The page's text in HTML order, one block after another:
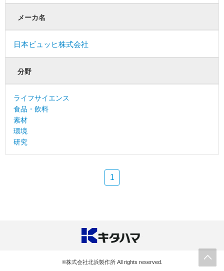
メーカ名
日本ビュッヒ株式会社
分野
ライフサイエンス
食品・飲料
素材
環境
研究
1
©株式会社北浜製作所 All rights reserved.